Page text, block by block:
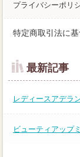
プライバシーポリ
特定商取引法に
最新記事
レディースアデラ
ビューティアップ